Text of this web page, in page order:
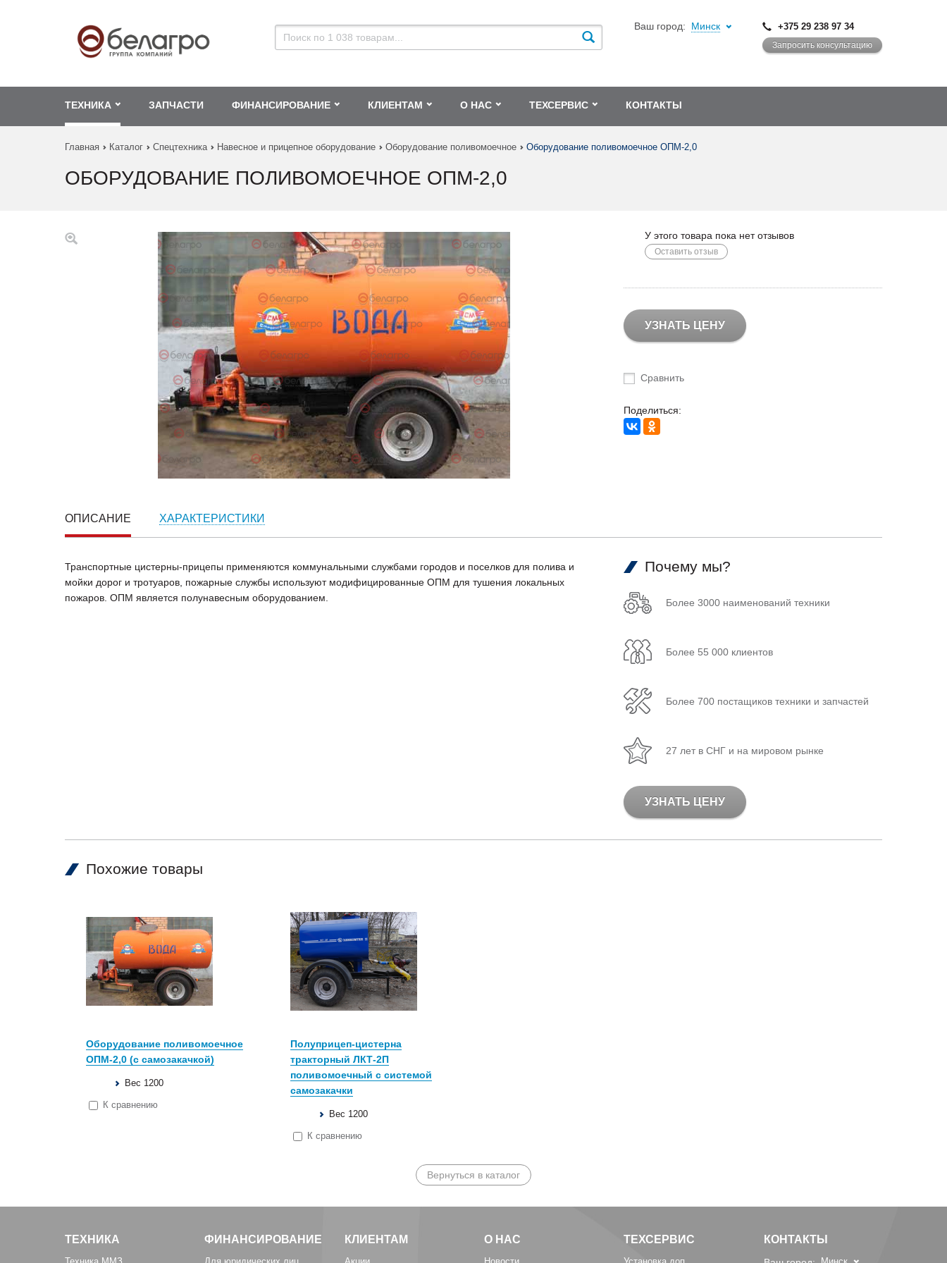
Ваш город: Минск +375 29 238 97 34
Запросить консультацию
ТЕХНИКА ЗАПЧАСТИ ФИНАНСИРОВАНИЕ КЛИЕНТАМ О НАС ТЕХСЕРВИС КОНТАКТЫ
Главная Каталог Спецтехника Навесное и прицепное оборудование Оборудование поливомоечное Оборудование поливомоечное ОПМ-2,0
ОБОРУДОВАНИЕ ПОЛИВОМОЕЧНОЕ ОПМ-2,0
У этого товара пока нет отзывов
Оставить отзыв
УЗНАТЬ ЦЕНУ
Сравнить
Поделиться:
ОПИСАНИЕ ХАРАКТЕРИСТИКИ
Транспортные цистерны-прицепы применяются коммунальными службами городов и поселков для полива и
мойки дорог и тротуаров, пожарные службы используют модифицированные ОПМ для тушения локальных
пожаров. ОПМ является полунавесным оборудованием.
Почему мы?
Более 3000 наименований техники
Более 55 000 клиентов
Более 700 постащиков техники и запчастей
27 лет в СНГ и на мировом рынке
УЗНАТЬ ЦЕНУ
Похожие товары
Оборудование поливомоечное
ОПМ-2,0 (с самозакачкой)
Вес 1200
К сравнению
Полуприцеп-цистерна
тракторный ЛКТ-2П
поливомоечный с системой
самозакачки
Вес 1200
К сравнению
Вернуться в каталог
ТЕХНИКА ФИНАНСИРОВАНИЕ КЛИЕНТАМ О НАС ТЕХСЕРВИС КОНТАКТЫ